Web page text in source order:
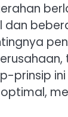
dan
prinsip